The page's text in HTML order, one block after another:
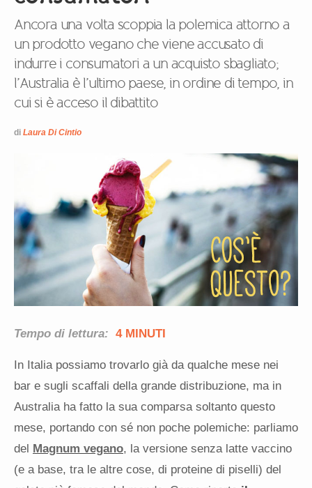
Ancora una volta scoppia la polemica attorno a
un prodotto vegano che viene accusato di
indurre i consumatori a un acquisto sbagliato;
l’Australia è l’ultimo paese, in ordine di tempo, in
cui si è acceso il dibattito
di Laura Di Cintio
Tempo di lettura: 4 MINUTI
In Italia possiamo trovarlo già da qualche mese nei
bar e sugli scaffali della grande distribuzione, ma in
Australia ha fatto la sua comparsa soltanto questo
mese, portando con sé non poche polemiche: parliamo
del
Magnum vegano, la versione senza latte vaccino
(e a base, tra le altre cose, di proteine di piselli) del